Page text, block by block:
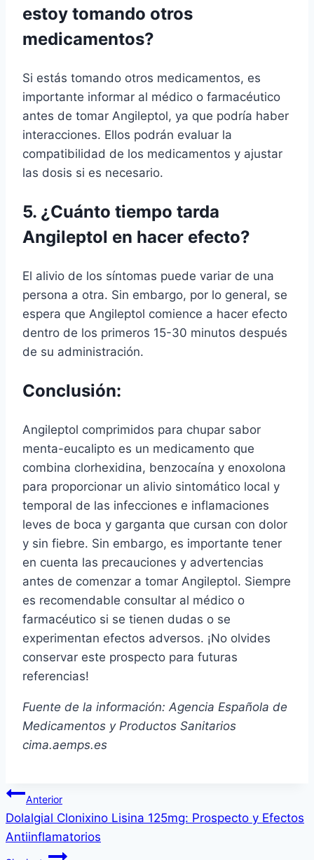
estoy tomando otros
medicamentos?
Si estás tomando otros medicamentos, es
importante informar al médico o farmacéutico
antes de tomar Angileptol, ya que podría haber
interacciones. Ellos podrán evaluar la
compatibilidad de los medicamentos y ajustar
las dosis si es necesario.
5. ¿Cuánto tiempo tarda
Angileptol en hacer efecto?
El alivio de los síntomas puede variar de una
persona a otra. Sin embargo, por lo general, se
espera que Angileptol comience a hacer efecto
dentro de los primeros 15-30 minutos después
de su administración.
Conclusión:
Angileptol comprimidos para chupar sabor
menta-eucalipto es un medicamento que
combina clorhexidina, benzocaína y enoxolona
para proporcionar un alivio sintomático local y
temporal de las infecciones e inflamaciones
leves de boca y garganta que cursan con dolor
y sin fiebre. Sin embargo, es importante tener
en cuenta las precauciones y advertencias
antes de comenzar a tomar Angileptol. Siempre
es recomendable consultar al médico o
farmacéutico si se tienen dudas o se
experimentan efectos adversos. ¡No olvides
conservar este prospecto para futuras
referencias!
Fuente de la información: Agencia Española de
Medicamentos y Productos Sanitarios
cima.aemps.es
Navegación
de
Anterior
Dolalgial Clonixino Lisina 125mg: Prospecto y Efectos
Antiinflamatorios